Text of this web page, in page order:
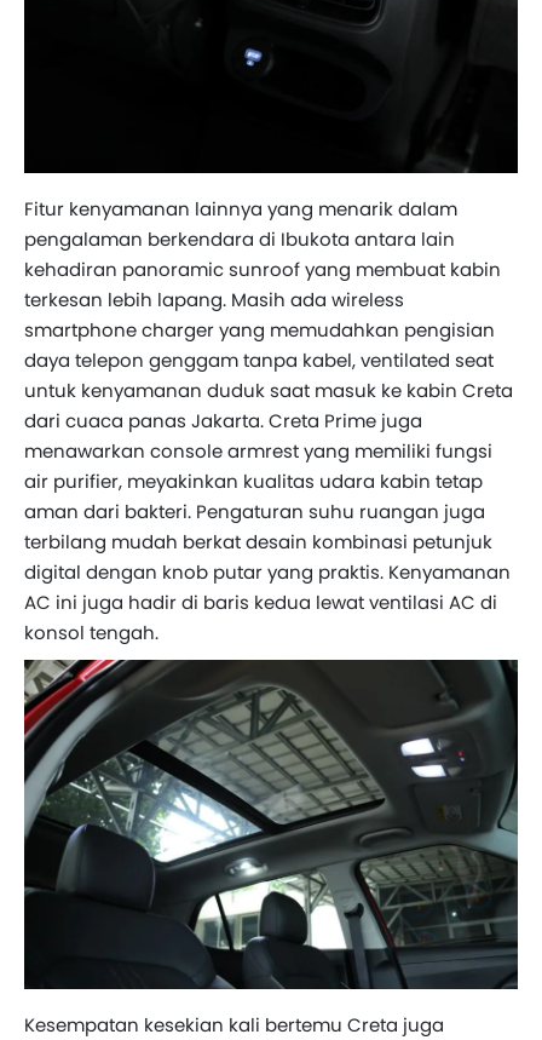
Fitur kenyamanan lainnya yang menarik dalam
pengalaman berkendara di Ibukota antara lain
kehadiran panoramic sunroof yang membuat kabin
terkesan lebih lapang. Masih ada wireless
smartphone charger yang memudahkan pengisian
daya telepon genggam tanpa kabel, ventilated seat
untuk kenyamanan duduk saat masuk ke kabin Creta
dari cuaca panas Jakarta. Creta Prime juga
menawarkan console armrest yang memiliki fungsi
air purifier, meyakinkan kualitas udara kabin tetap
aman dari bakteri. Pengaturan suhu ruangan juga
terbilang mudah berkat desain kombinasi petunjuk
digital dengan knob putar yang praktis. Kenyamanan
AC ini juga hadir di baris kedua lewat ventilasi AC di
konsol tengah.
Kesempatan kesekian kali bertemu Creta juga